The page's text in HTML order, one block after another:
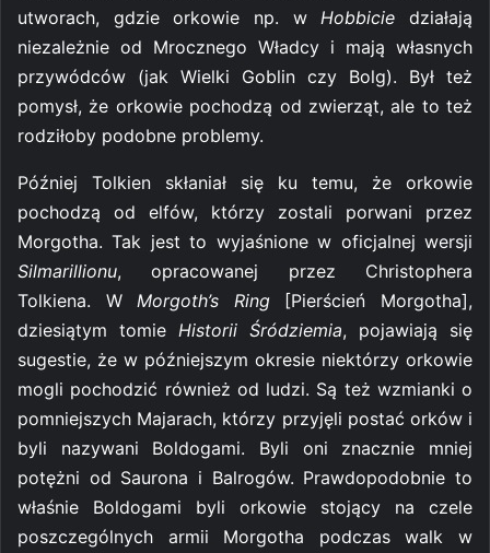
utworach, gdzie orkowie np. w Hobbiciedziałają
niezależnie od Mrocznego Władcy i mają własnych
przywódców (jak Wielki Goblin czy Bolg). Był też
pomysł, że orkowie pochodzą od zwierząt, ale to też
rodziłoby podobne problemy.
Później Tolkien skłaniał się ku temu, że orkowie
pochodzą od elfów, którzy zostali porwani przez
Morgotha. Tak jest to wyjaśnione w oficjalnej wersji
Silmarillionu, opracowanej przez Christophera
Tolkiena. W Morgoth’s Ring[Pierścień Morgotha],
dziesiątym tomie Historii Śródziemia, pojawiają się
sugestie, że w późniejszym okresie niektórzy orkowie
mogli pochodzić również od ludzi. Są też wzmianki o
pomniejszych Majarach, którzy przyjęli postać orków i
byli nazywani Boldogami. Byli oni znacznie mniej
potężni od Saurona i Balrogów. Prawdopodobnie to
właśnie Boldogami byli orkowie stojący na czele
poszczególnych armii Morgotha podczas walk w